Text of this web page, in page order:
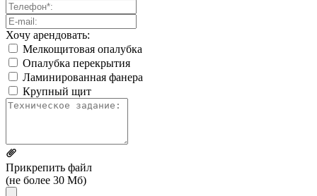
Хочу арендовать:
Мелкощитовая опалубка
Опалубка перекрытия
Ламинированная фанера
Крупный щит
Прикрепить файл
(не более 30 Мб)